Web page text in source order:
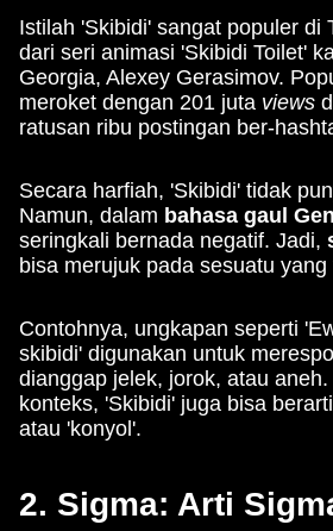
Istilah 'Skibidi' sangat populer di
dari seri animasi 'Skibidi Toilet'
Georgia, Alexey Gerasimov.
meroket dengan 201 juta views
ratusan ribu postingan ber-
Secara harfiah, 'Skibidi' tidak
Namun, dalam bahasa gaul
seringkali bernada negatif. Jadi,
bisa merujuk pada sesuatu
Contohnya, ungkapan seperti
skibidi' digunakan untuk
dianggap jelek, jorok, atau aneh.
konteks, 'Skibidi' juga bisa
atau 'konyol'.
2. Sigma: Arti